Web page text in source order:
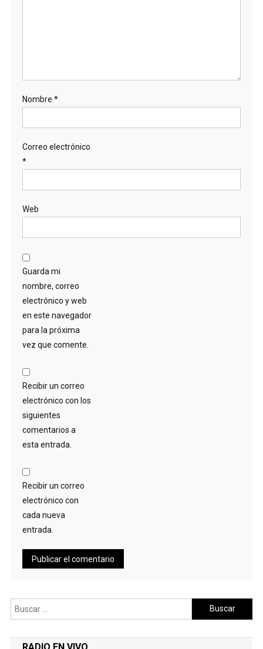
Nombre *
Correo electrónico
*
Web
Guarda mi
nombre, correo
electrónico y web
en este navegador
para la próxima
vez que comente.
Recibir un correo
electrónico con los
siguientes
comentarios a
esta entrada.
Recibir un correo
electrónico con
cada nueva
entrada.
Buscar: